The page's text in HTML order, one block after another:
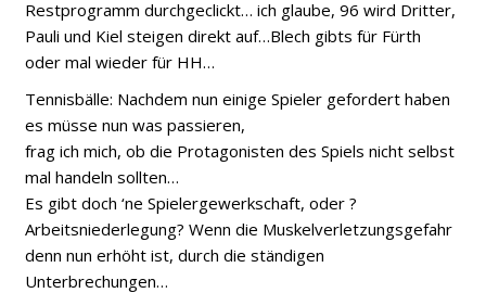
Restprogramm durchgeclickt… ich glaube, 96 wird Dritter,
Pauli und Kiel steigen direkt auf…Blech gibts für Fürth
oder mal wieder für HH…
Tennisbälle: Nachdem nun einige Spieler gefordert haben
es müsse nun was passieren,
frag ich mich, ob die Protagonisten des Spiels nicht selbst
mal handeln sollten…
Es gibt doch ‘ne Spielergewerkschaft, oder ?
Arbeitsniederlegung? Wenn die Muskelverletzungsgefahr
denn nun erhöht ist, durch die ständigen
Unterbrechungen…